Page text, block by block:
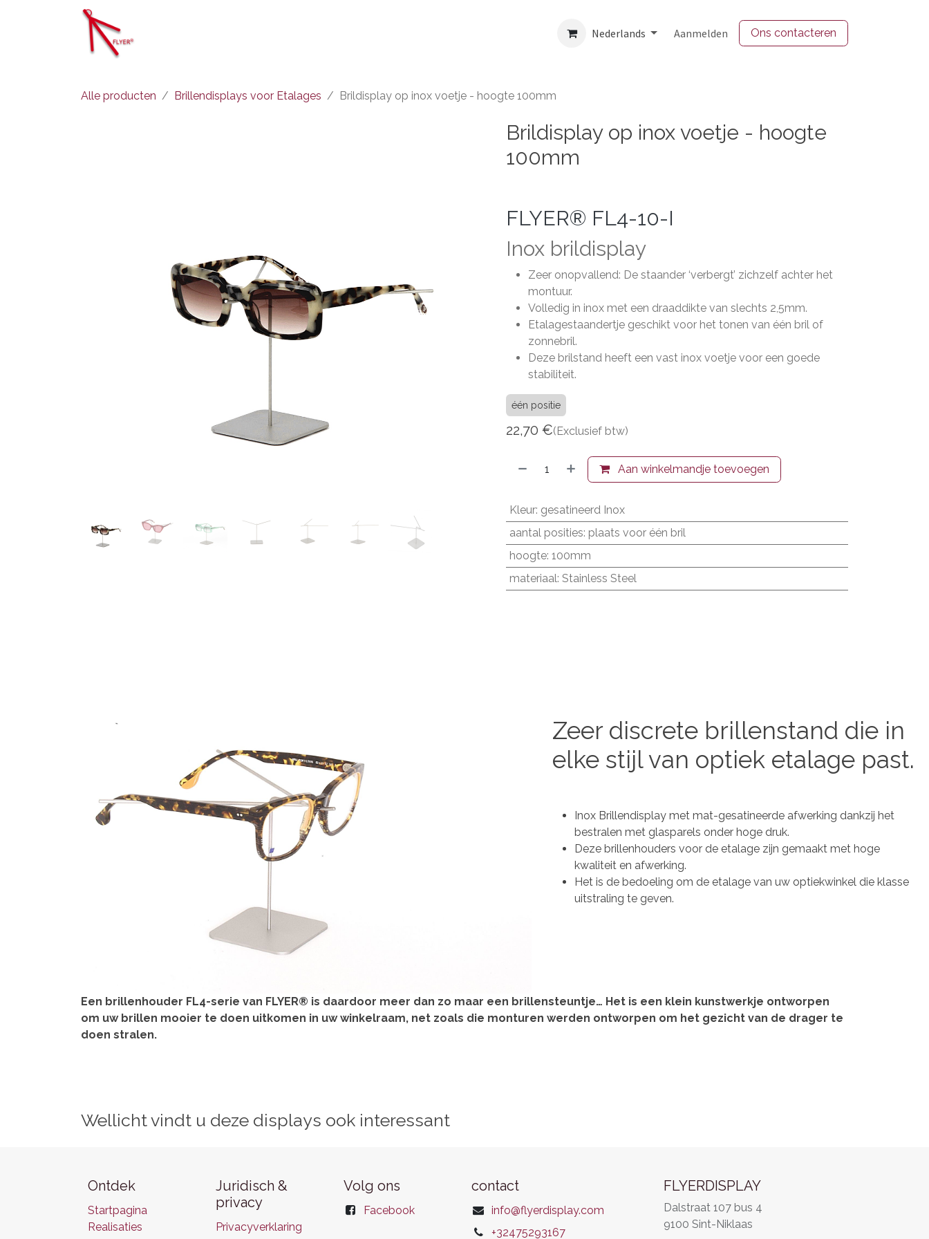
Overslaan naar inhoud
Nederlands Aanmelden Ons contacteren
Alle producten Brillendisplays voor Etalages Brildisplay op inox voetje - hoogte 100mm
Brildisplay op inox voetje - hoogte
100mm
FLYER® FL4-10-I
Inox brildisplay
Zeer onopvallend: De staander ‘verbergt’ zichzelf achter het
montuur.
Volledig in inox met een draaddikte van slechts 2,5mm.
Etalagestaandertje geschikt voor het tonen van één bril of
zonnebril.
Deze brilstand heeft een vast inox voetje voor een goede
stabiliteit.
één positie
22,70 €(Exclusief btw)
Aan winkelmandje toevoegen
Kleur: gesatineerd Inox
aantal posities: plaats voor één bril
hoogte: 100mm
materiaal: Stainless Steel
Zeer discrete brillenstand die in
elke stijl van optiek etalage past.
Inox Brillendisplay met mat-gesatineerde afwerking dankzij het
bestralen met glasparels onder hoge druk.
Deze brillenhouders voor de etalage zijn gemaakt met hoge
kwaliteit en afwerking.
Het is de bedoeling om de etalage van uw optiekwinkel die klasse
uitstraling te geven.
Een brillenhouder FL4-serie van FLYER® is daardoor meer dan zo maar een brillensteuntje… Het is een klein kunstwerkje ontworpen
om uw brillen mooier te doen uitkomen in uw winkelraam, net zoals die monturen werden ontworpen om het gezicht van de drager te
doen stralen.
Wellicht vindt u deze displays ook interessant
Ontdek
Startpagina
Realisaties
Juridisch &
privacy
Privacyverklaring
Volg ons
Facebook
contact
info@flyerdisplay.com
+32475293167
FLYERDISPLAY
Dalstraat 107 bus 4
9100 Sint-Niklaas